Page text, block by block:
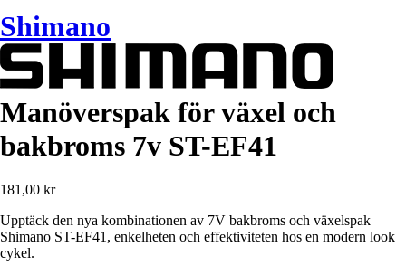
Shimano
Manöverspak för växel och
bakbroms 7v ST-EF41
181,00 kr
Upptäck den nya kombinationen av 7V bakbroms och växelspak
Shimano ST-EF41, enkelheten och effektiviteten hos en modern look
cykel.